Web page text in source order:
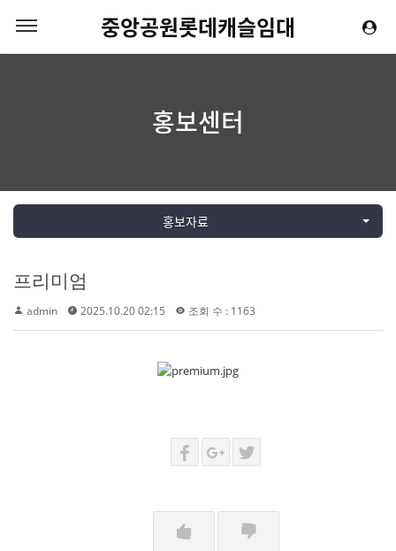
중앙공원롯데캐슬임대
홍보센터
홍보자료
프리미엄
admin 2025.10.20 02:15 조회 수 : 1163